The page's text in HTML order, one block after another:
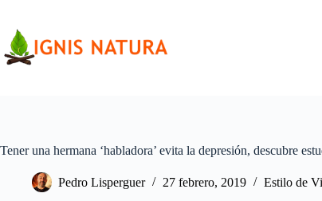
contenido
Tener una hermana ‘habladora’ evita la depresión, descubre
Pedro Lisperguer 27 febrero, 2019 Estilo de